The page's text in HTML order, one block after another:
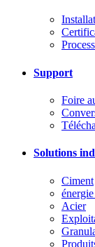
Support
Foire
Solutions
Ciment
Acier